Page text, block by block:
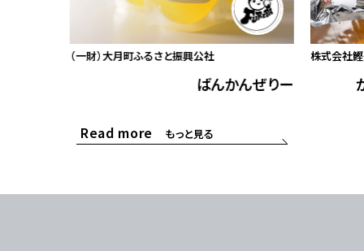
（一財）大月町ふるさと振興公社
ばんかんぜりー
株式会社
Read more もっと見る